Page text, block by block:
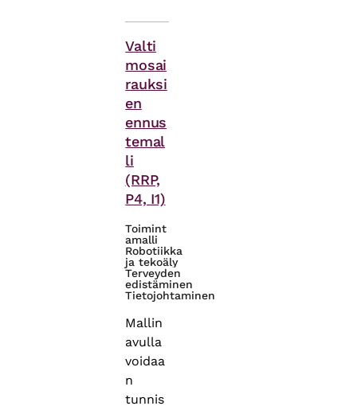
Valti
mosai
rauksi
en
ennus
temal
li
(RRP,
P4, I1)
Toimint
amalli
Robotiikka
ja tekoäly
Terveyden
edistäminen
Tietojohtaminen
Mallin
avulla
voidaa
n
tunnis